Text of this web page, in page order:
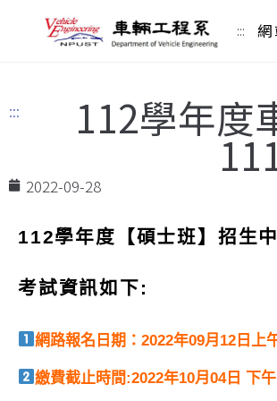
:::
::: 112學年度
2022-09-28
112學年度【碩士班】招生
考試資訊如下:
網路報名日期：2022年09月12日上
繳費截止時間:2022年10月04日 下午